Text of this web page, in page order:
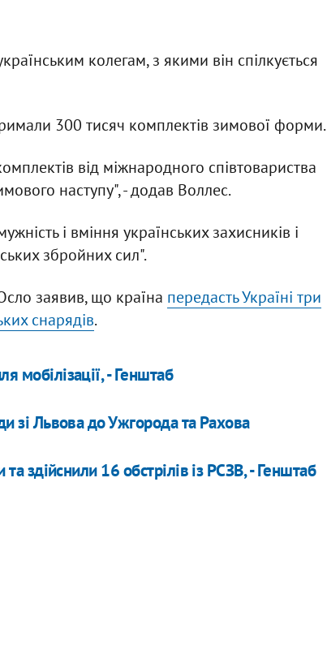
колегам, з якими він спілкується
300 тисяч комплектів зимової форми.
від міжнародного співтовариства
наступу", - додав Воллес.
і вміння українських захисників і
збройних сил".
заявив, що країна передасть Україні три
снарядів.
мобілізації, - Генштаб
зі Львова до Ужгорода та Рахова
здійснили 16 обстрілів із РСЗВ, - Генштаб